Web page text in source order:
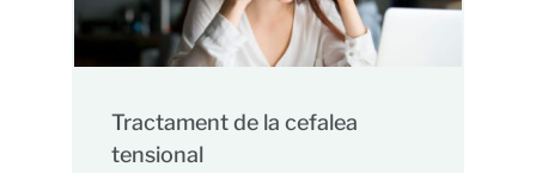
Tractament de la cefalea
tensional